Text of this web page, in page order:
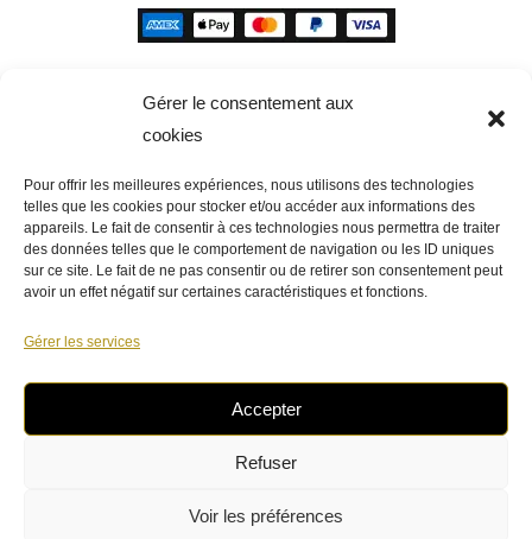
Gérer le consentement aux
cookies
Pour offrir les meilleures expériences, nous utilisons des technologies
telles que les cookies pour stocker et/ou accéder aux informations des
appareils. Le fait de consentir à ces technologies nous permettra de traiter
des données telles que le comportement de navigation ou les ID uniques
sur ce site. Le fait de ne pas consentir ou de retirer son consentement peut
avoir un effet négatif sur certaines caractéristiques et fonctions.
Gérer les services
Accepter
Refuser
Voir les préférences
Venez à notre rencontre !